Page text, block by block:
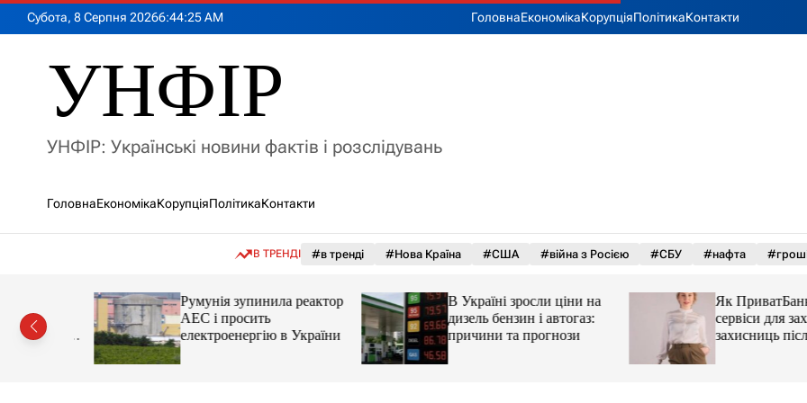
Субота, 8 Серпня 20266:44:27AM ГоловнаЕкономікаКорупціяПолітикаКонтакти
УНФІР
УНФІР: Українські новини фактів і розслідувань
ГоловнаЕкономікаКорупціяПолітикаКонтакти
В ТРЕНДІ #в тренді #Нова Країна #США #війна з Росією #СБУ #нафта
цін і
Румунія зупинила реактор
АЕС і просить
електроенергію в України
В Україні зросли ціни на
дизель бензин і автогаз:
причини та прогнози
Як ПриватБанк
сервіси для
захисниць після